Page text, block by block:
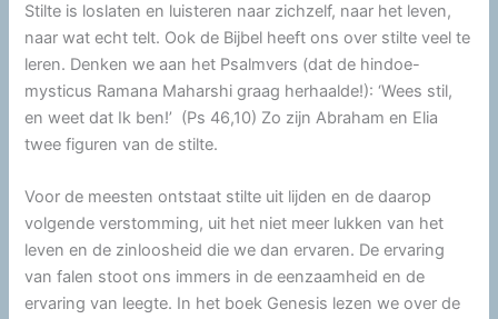
Stilte is loslaten en luisteren naar zichzelf, naar het leven,
naar wat echt telt. Ook de Bijbel heeft ons over stilte veel te
leren. Denken we aan het Psalmvers (dat de hindoe-
mysticus Ramana Maharshi graag herhaalde!): ‘Wees stil,
en weet dat Ik ben!’ (Ps 46,10) Zo zijn Abraham en Elia
twee figuren van de stilte.
Voor de meesten ontstaat stilte uit lijden en de daarop
volgende verstomming, uit het niet meer lukken van het
leven en de zinloosheid die we dan ervaren. De ervaring
van falen stoot ons immers in de eenzaamheid en de
ervaring van leegte. In het boek Genesis lezen we over de